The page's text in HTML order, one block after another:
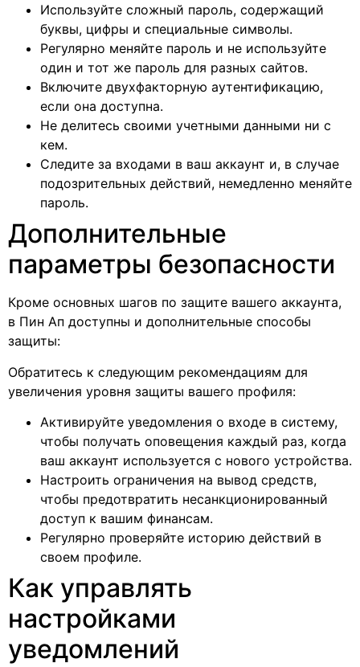
Используйте сложный пароль, содержащий
буквы, цифры и специальные символы.
Регулярно меняйте пароль и не используйте
один и тот же пароль для разных сайтов.
Включите двухфакторную аутентификацию,
если она доступна.
Не делитесь своими учетными данными ни с
кем.
Следите за входами в ваш аккаунт и, в случае
подозрительных действий, немедленно меняйте
пароль.
Дополнительные
параметры безопасности
Кроме основных шагов по защите вашего аккаунта,
в Пин Ап доступны и дополнительные способы
защиты:
Обратитесь к следующим рекомендациям для
увеличения уровня защиты вашего профиля:
Активируйте уведомления о входе в систему,
чтобы получать оповещения каждый раз, когда
ваш аккаунт используется с нового устройства.
Настроить ограничения на вывод средств,
чтобы предотвратить несанкционированный
доступ к вашим финансам.
Регулярно проверяйте историю действий в
своем профиле.
Как управлять
настройками
уведомлений